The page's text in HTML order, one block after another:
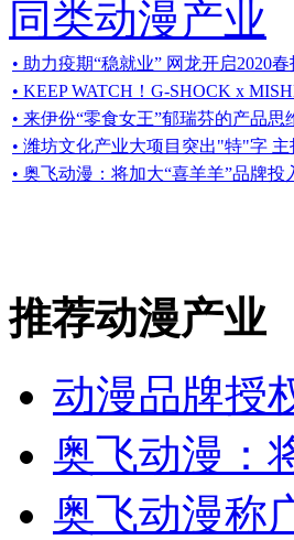
同类动漫产业
• 助力疫期“稳就业” 网龙开启2020春
• KEEP WATCH！G-SHOCK x
• 来伊份“零食女王”郁瑞芬的产品思
• 潍坊文化产业大项目突出"特"字
• 奥飞动漫：将加大“喜羊羊”品牌投
推荐动漫产业
动漫品牌授
奥飞动漫：
奥飞动漫称